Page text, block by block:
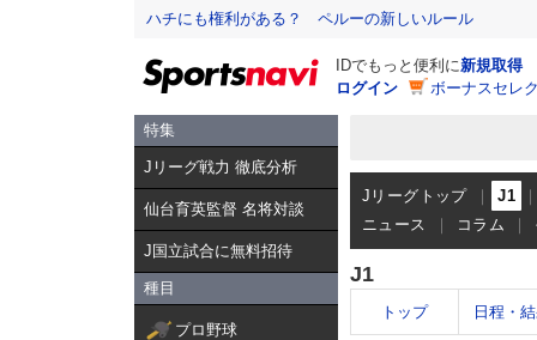
ハチにも権利がある？ ペルーの新しいルール
IDでもっと便利に新規取得
ログイン
ボーナスセレ
特集
Jリーグ戦力 徹底分析
仙台育英監督 名将対談
J国立試合に無料招待
種目
プロ野球
Jリーグトップ J1
ニュース
コラム
J1
トップ 日程・